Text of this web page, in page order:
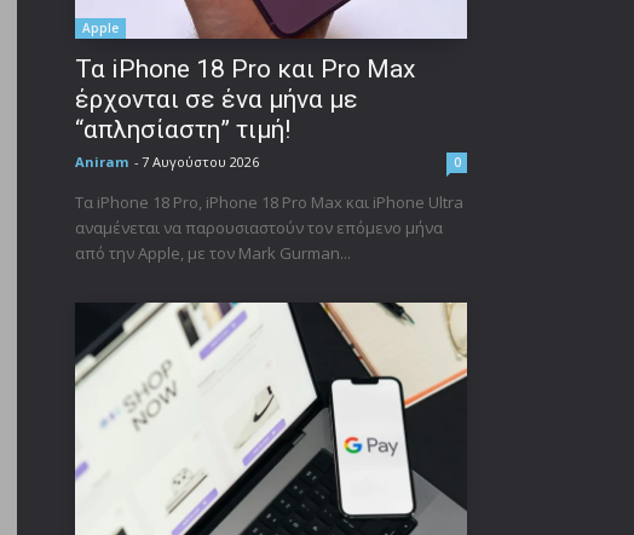
Apple
Τα iPhone 18 Pro και Pro Max
έρχονται σε ένα μήνα με
“απλησίαστη” τιμή!
Aniram - 7 Αυγούστου 2026 0
Τα iPhone 18 Pro, iPhone 18 Pro Max και iPhone Ultra
αναμένεται να παρουσιαστούν τον επόμενο μήνα
από την Apple, με τον Mark Gurman...